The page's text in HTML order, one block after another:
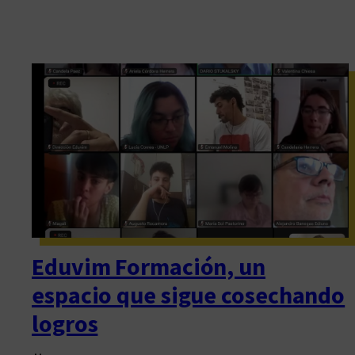
Eduvim Formación, un
espacio que sigue cosechando
logros